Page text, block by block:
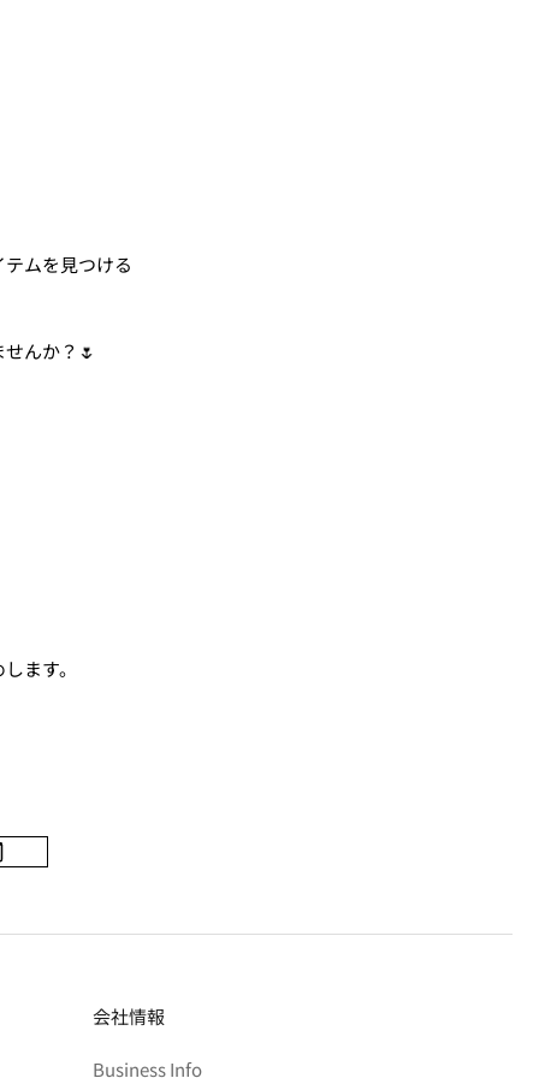
ムを見つける
んか？🌷
ます。
会社情報
Business Info